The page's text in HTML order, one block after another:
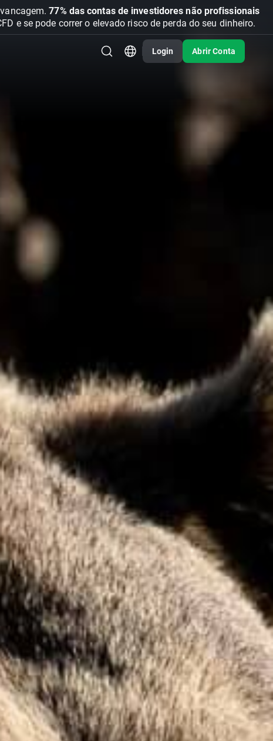
77% das contas de investidores não profissionais
e se pode correr o elevado risco de perda do seu dinheiro.
Login Abrir Conta